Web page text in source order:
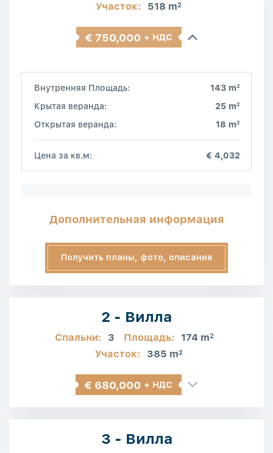
Участок: 518 m2
€ 750,000 + НДС
Внутренняя Площадь: 143 m2
Крытая веранда: 25 m2
Открытая веранда: 18 m2
Цена за кв.м: € 4,032
Дополнительная информация
Получить планы, фото, описания
2 - Вилла
Спальни: 3 Площадь: 174 m2
Участок: 385 m2
€ 680,000 + НДС
3 - Вилла